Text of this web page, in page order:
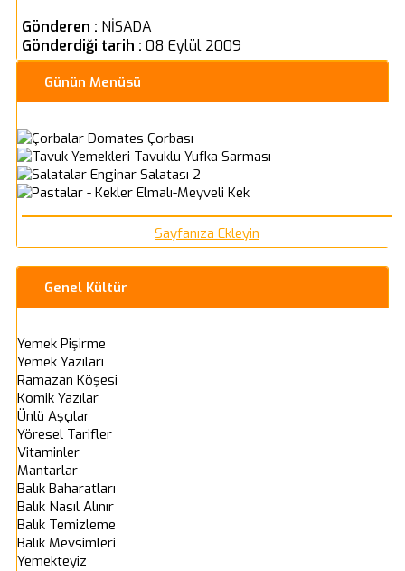
Gönderen : NİSADA
Gönderdiği tarih : 08 Eylül 2009
Günün Menüsü
Domates Çorbası
Tavuklu Yufka Sarması
Enginar Salatası 2
Elmalı-Meyveli Kek
Sayfanıza Ekleyin
Genel Kültür
Yemek Pişirme
Yemek Yazıları
Ramazan Köşesi
Komik Yazılar
Ünlü Aşçılar
Yöresel Tarifler
Vitaminler
Mantarlar
Balık Baharatları
Balık Nasıl Alınır
Balık Temizleme
Balık Mevsimleri
Yemekteyiz